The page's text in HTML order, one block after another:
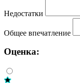
Недостатки
Общее впечатление
Оценка: